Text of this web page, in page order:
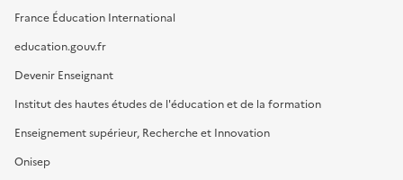
France Éducation International
education.gouv.fr
Devenir Enseignant
Institut des hautes études de l'éducation et de la formation
Enseignement supérieur, Recherche et Innovation
Onisep